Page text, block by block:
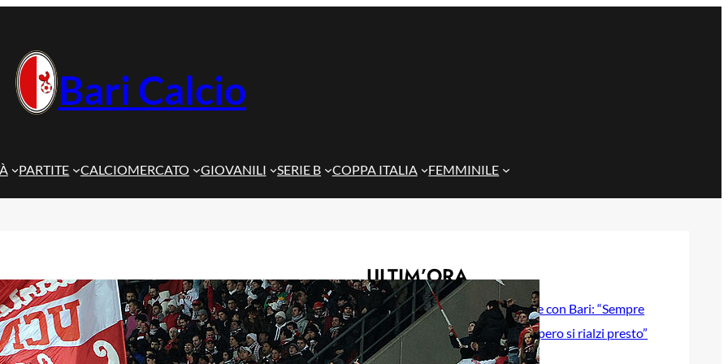
Bari Calcio
PARTITE CALCIOMERCATO GIOVANILI SERIE B COPPA ITALIA FEMMINILE
ULTIM’ORA
Gazzi e il legame con Bari: “Sempre
nel mio cuore, spero si rialzi presto”
29 Maggio 2026